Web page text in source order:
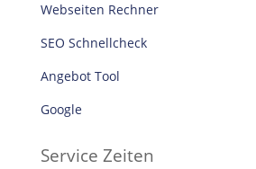
Webseiten Rechner
SEO Schnellcheck
Angebot Tool
Google
Service Zeiten